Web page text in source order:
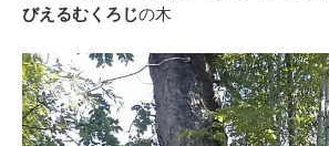
びえるむくろじの木